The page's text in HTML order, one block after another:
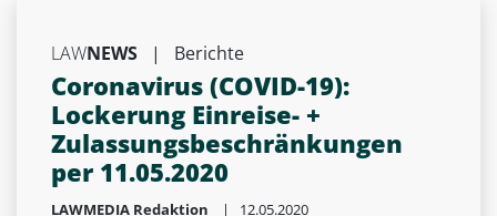
LAWNEWS | Berichte
Coronavirus (COVID-19):
Lockerung Einreise- +
Zulassungsbeschränkungen
per 11.05.2020
LAWMEDIA Redaktion | 12.05.2020